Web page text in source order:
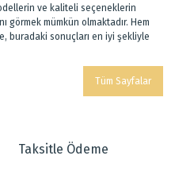
ve kaliteli seçeneklerin
görmek mümkün olmaktadır. Hem
buradaki sonuçları en iyi şekliyle
Tüm Sayfalar
Taksitle Ödeme